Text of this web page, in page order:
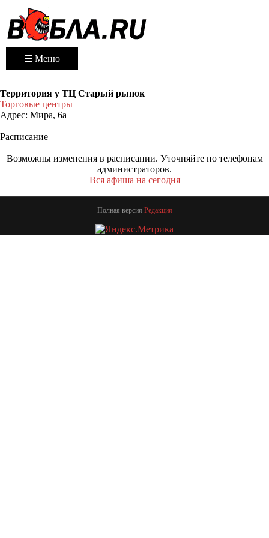
☰ Меню
Территория у ТЦ Старый рынок
Торговые центры
Адрес: Мира, 6а
Расписание
Возможны изменения в расписании. Уточняйте по телефонам
администраторов.
Вся афиша на сегодня
Полная версия Редакция